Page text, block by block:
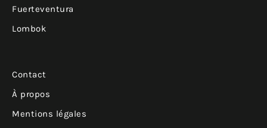
Fuerteventura
Lombok
Contact
À propos
Mentions légales